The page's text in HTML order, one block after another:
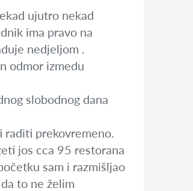
ujutro nekad
ima pravo na
nedjeljom .
odmor izmedu
slobodnog dana
raditi prekovremeno.
jos cca 95 restorana
sam i razmišljao
to ne želim